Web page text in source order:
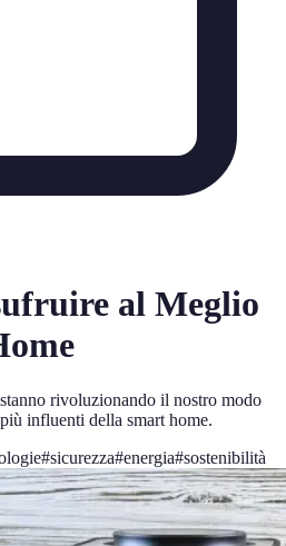
al Meglio
rivoluzionando il nostro modo
influenti della smart home.
#sicurezza#energia#sostenibilità